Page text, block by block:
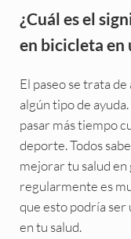
¿Cuál es el
en bicicleta en
El paseo se trata
algún tipo de
pasar más tiempo
deporte. Todos
mejorar tu salud
regularmente es
que esto podría ser
en tu salud.